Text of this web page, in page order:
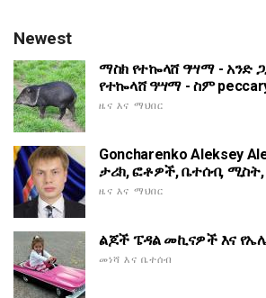
Newest
ማስክ የተኰላሸ ዓሣማ - አንድ
የተኰላሸ ዓሣማ - ስም
ዜና እና ማህበር
Goncharenko Aleksey
ታሪክ, ፎቶዎች, ቤተሰብ,
ዜና እና ማህበር
ልጆች ፔዳል መኪናዎች እና
መነሻ እና ቤተሰብ